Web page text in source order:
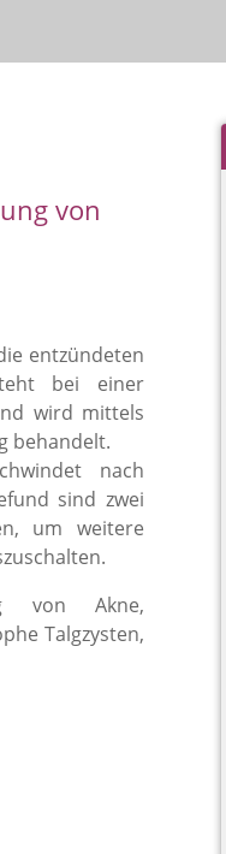
von
entzündeten
bei einer
wird mittels
behandelt.
nach
sind zwei
um weitere
von Akne,
Talgzysten,